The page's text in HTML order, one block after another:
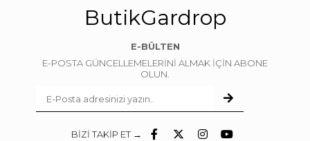
ButikGardrop
E-BÜLTEN
E-POSTA GÜNCELLEMELERİNİ ALMAK İÇİN ABONE
OLUN.
BİZİ TAKİP ET →